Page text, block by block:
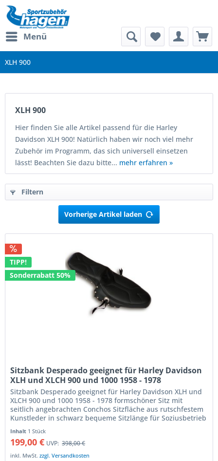
Menü
XLH 900
XLH 900
Hier finden Sie alle Artikel passend für die Harley
Davidson XLH 900! Natürlich haben wir noch viel mehr
Zubehör im Programm, das sich universell einsetzen
lässt! Beachten Sie dazu bitte... mehr erfahren »
Filtern
Vorherige Artikel laden
TIPP!
Sonderrabatt 50%
Sitzbank Desperado geeignet für Harley Davidson
XLH und XLCH 900 und 1000 1958 - 1978
Sitzbank Desperado geeignet für Harley Davidson XLH und
XLCH 900 und 1000 1958 - 1978 formschöner Sitz mit
seitlich angebrachten Conchos Sitzfläche aus rutschfestem
Kunstleder in schwarz bequeme Sitzlänge für Soziusbetrieb
Inhalt 1 Stück
199,00 € UVP: 398,00 €
inkl. MwSt.zzgl. Versandkosten